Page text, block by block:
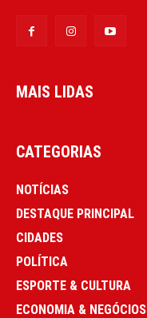
MAIS LIDAS
CATEGORIAS
NOTÍCIAS
DESTAQUE PRINCIPAL
CIDADES
POLÍTICA
ESPORTE & CULTURA
ECONOMIA & NEGÓCIOS